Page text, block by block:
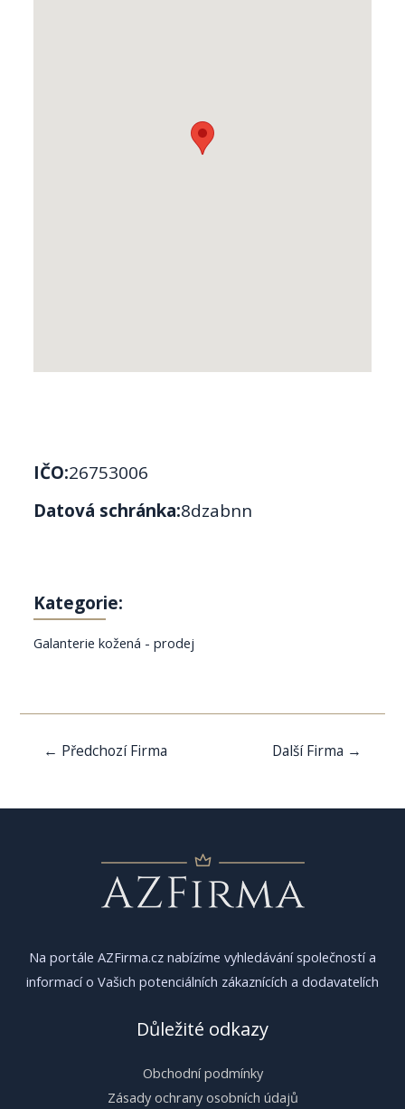
IČO:26753006
Datová schránka:8dzabnn
Kategorie:
Galanterie kožená - prodej
Navigace
← Předchozí Firma Další Firma →
Na portále AZFirma.cz nabízíme vyhledávání společností a
informací o Vašich potenciálních zákaznících a dodavatelích
Důležité odkazy
Obchodní podmínky
Zásady ochrany osobních údajů